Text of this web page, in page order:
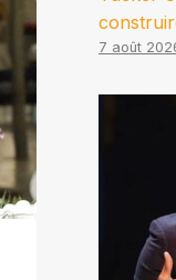
7 août